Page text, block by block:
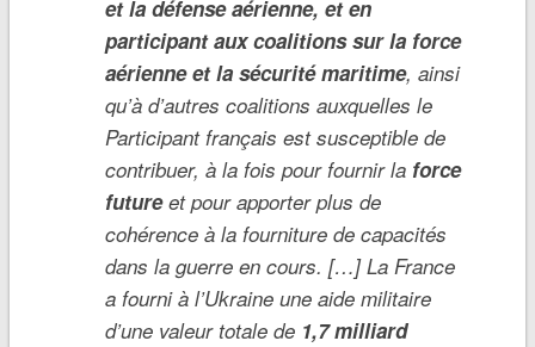
et la défense aérienne, et en
participant aux coalitions sur la force
aérienne et la sécurité maritime, ainsi
qu’à d’autres coalitions auxquelles le
Participant français est susceptible de
contribuer, à la fois pour fournir laforce
futureet pour apporter plus de
cohérence à la fourniture de capacités
dans la guerre en cours. […] La France
a fourni à l’Ukraine une aide militaire
d’une valeur totale de 1,7 milliard